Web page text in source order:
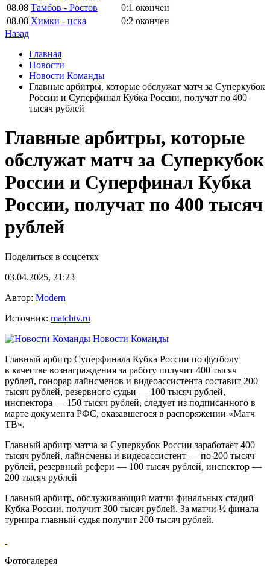
08.08 Тамбов - Ростов 0:1 окончен
08.08 Химки - цска 0:2 окончен
Назад
Главная
Новости
Новости Команды
Главные арбитры, которые обслужат матч за Суперкубок
России и Суперфинал Кубка России, получат по 400
тысяч рублей
Главные арбитры, которые
обслужат матч за Суперкубок
России и Суперфинал Кубка
России, получат по 400 тысяч
рублей
Поделиться в соцсетях
03.04.2025, 21:23
Автор: Modern
Источник: matchtv.ru
Новости Команды
Главный арбитр Суперфинала Кубка России по футболу
в качестве вознаграждения за работу получит 400 тысяч
рублей, гонорар лайнсменов и видеоассистента составит 200
тысяч рублей, резервного судьи — 100 тысяч рублей,
инспектора — 150 тысяч рублей, следует из подписанного в
марте документа РФС, оказавшегося в распоряжении «Матч
ТВ».
Главный арбитр матча за Суперкубок России заработает 400
тысяч рублей, лайнсмены и видеоассистент — по 200 тысяч
рублей, резервный рефери — 100 тысяч рублей, инспектор —
200 тысяч рублей
Главный арбитр, обслуживающий матчи финальных стадий
Кубка России, получит 300 тысяч рублей. За матчи ½ финала
турнира главный судья получит 200 тысяч рублей.
Фотогалерея